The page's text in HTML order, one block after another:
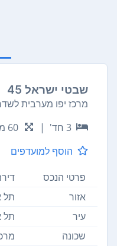
שבטי ישראל 45
מרכז יפו מערבית
3 חד'
| 60 מ"ר
הוסף למועדפים
פרטי הנכס
אזור
תל
עיר
תל
שכונה